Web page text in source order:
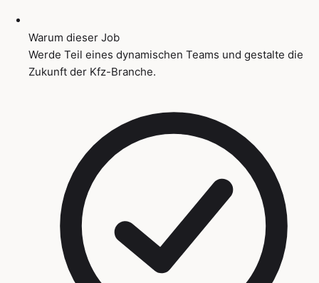
Warum dieser Job
Werde Teil eines dynamischen Teams und gestalte die
Zukunft der Kfz-Branche.